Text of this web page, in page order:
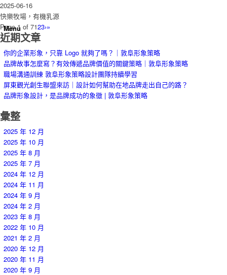
Menu
2025-06-16
快樂牧場，有機乳源
Page 1 of 7123›»
近期文章
你的企業形象，只靠 Logo 就夠了嗎？｜敦阜形象策略
品牌故事怎麼寫？有效傳遞品牌價值的關鍵策略｜敦阜形象策略
職場溝通訓練 敦阜形象策略設計團隊持續學習
屏東觀光創生聯盟來訪｜設計如何幫助在地品牌走出自己的路？
品牌形象設計，是品牌成功的象徵 | 敦阜形象策略
彙整
2025 年 12 月
2025 年 10 月
2025 年 8 月
2025 年 7 月
2024 年 12 月
2024 年 11 月
2024 年 9 月
2024 年 2 月
2023 年 8 月
2022 年 10 月
2021 年 2 月
2020 年 12 月
2020 年 11 月
2020 年 9 月